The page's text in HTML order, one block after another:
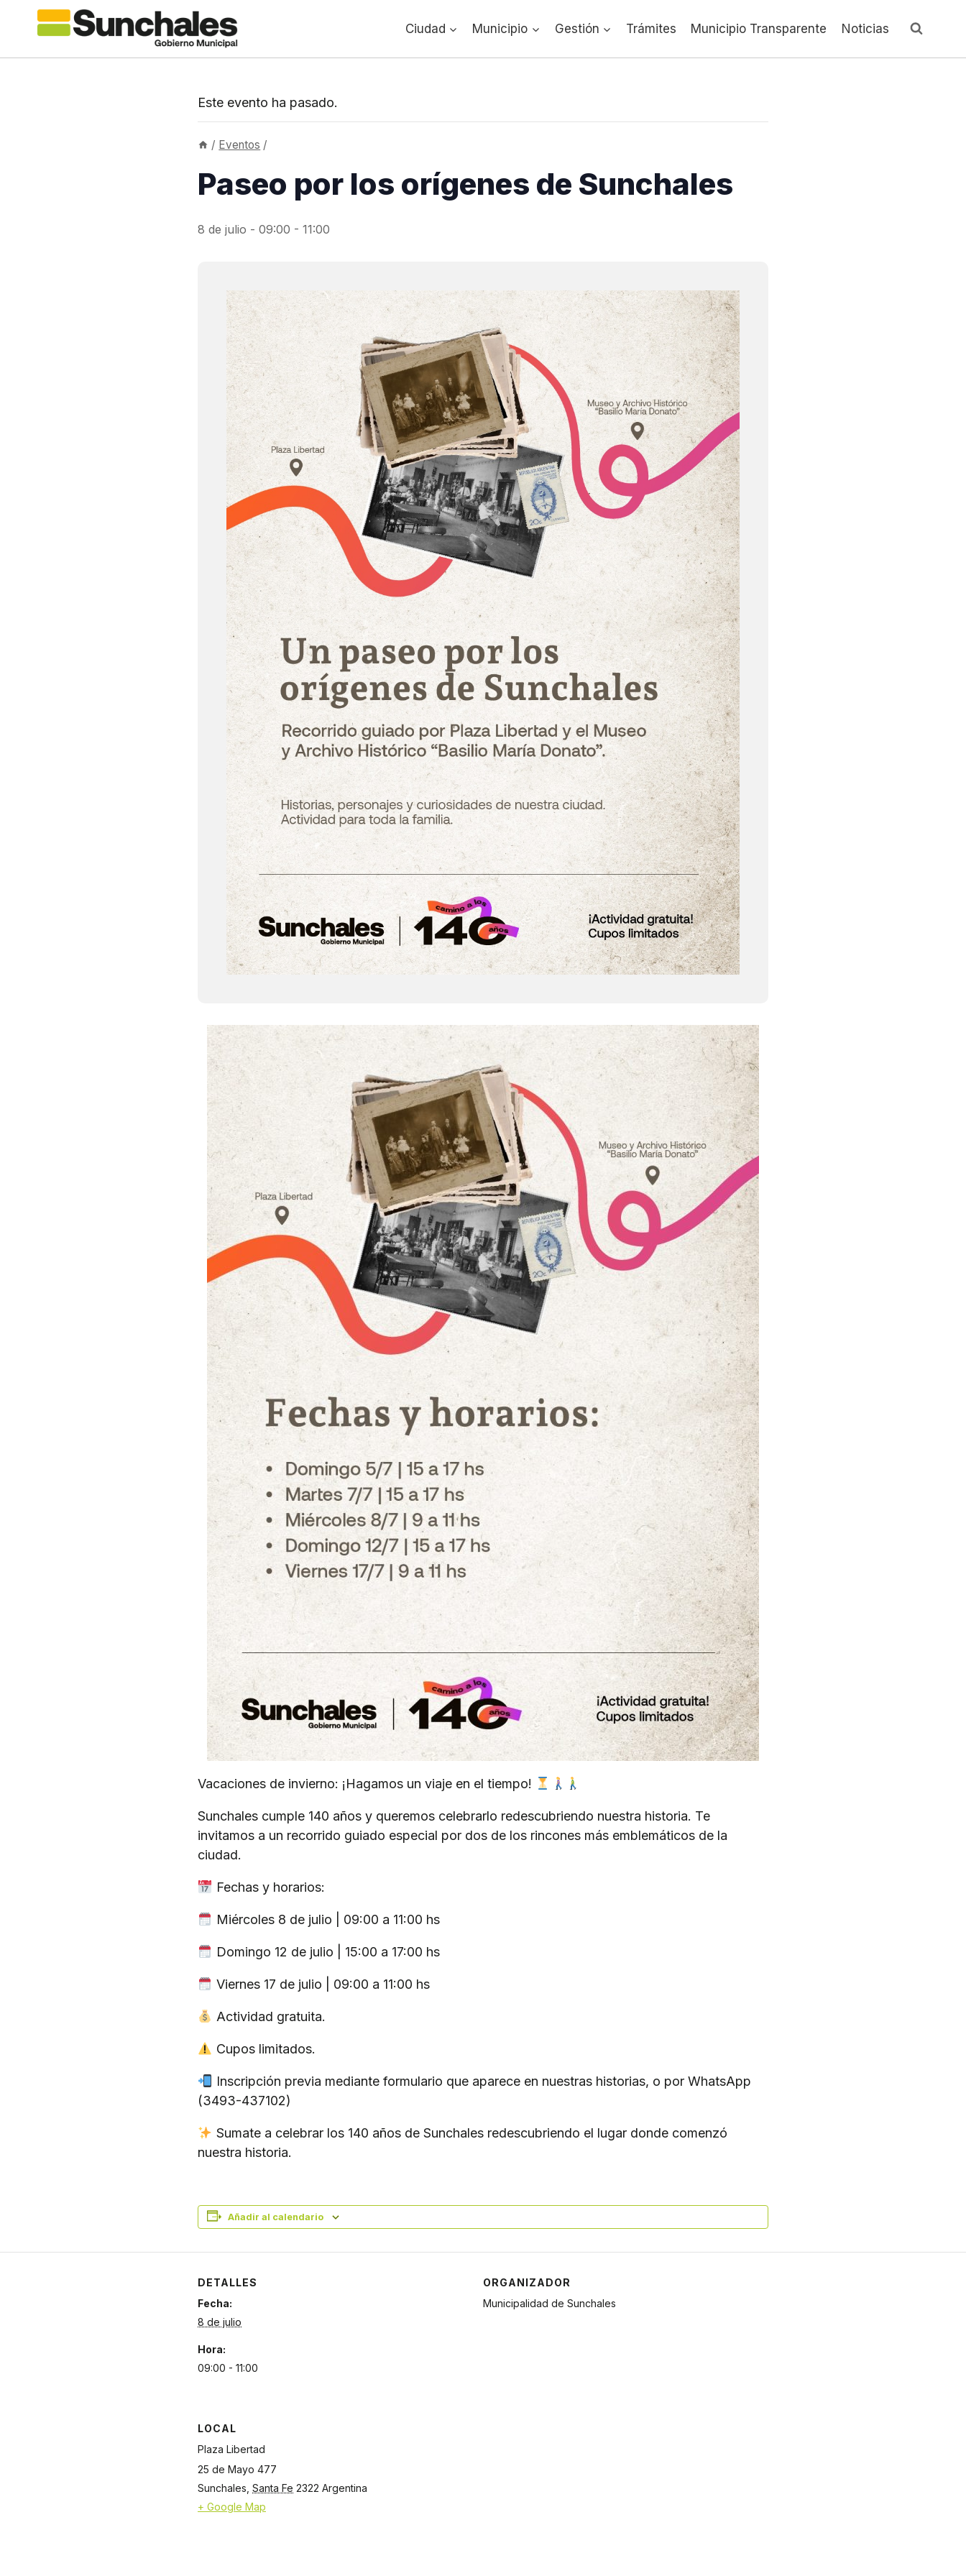
Ciudad Municipio Gestión Trámites Municipio Transparente Noticias
Este evento ha pasado.
/ Eventos /
Paseo por los orígenes de Sunchales
8 de julio - 09:00 - 11:00
Vacaciones de invierno: ¡Hagamos un viaje en el tiempo!
Sunchales cumple 140 años y queremos celebrarlo redescubriendo nuestra historia. Te
invitamos a un recorrido guiado especial por dos de los rincones más emblemáticos de la
ciudad.
Fechas y horarios:
Miércoles 8 de julio | 09:00 a 11:00 hs
Domingo 12 de julio | 15:00 a 17:00 hs
Viernes 17 de julio | 09:00 a 11:00 hs
Actividad gratuita.
Cupos limitados.
Inscripción previa mediante formulario que aparece en nuestras historias, o por WhatsApp
(3493-437102)
Sumate a celebrar los 140 años de Sunchales redescubriendo el lugar donde comenzó
nuestra historia.
Añadir al calendario
DETALLES
Fecha:
8 de julio
Hora:
09:00 - 11:00
ORGANIZADOR
Municipalidad de Sunchales
LOCAL
Plaza Libertad
25 de Mayo 477
Sunchales Santa Fe 2322 Argentina
+ Google Map